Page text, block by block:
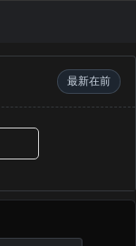
最新在前